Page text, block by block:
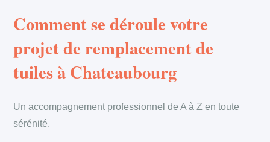
Comment se déroule votre
projet de remplacement de
tuiles à Chateaubourg
Un accompagnement professionnel de A à Z en toute
sérénité.